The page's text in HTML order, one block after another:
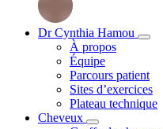
Dr Cynthia Hamou
À propos
Équipe
Parcours patient
Sites d’exercices
Plateau technique
Cheveux